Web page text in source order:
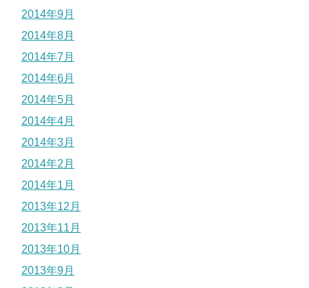
2014年9月
2014年8月
2014年7月
2014年6月
2014年5月
2014年4月
2014年3月
2014年2月
2014年1月
2013年12月
2013年11月
2013年10月
2013年9月